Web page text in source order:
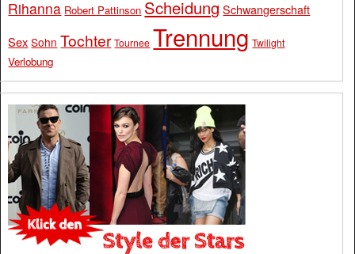
Rihanna Robert Pattinson Scheidung Schwangerschaft
Sex Sohn Tochter Tournee Trennung Twilight
Verlobung